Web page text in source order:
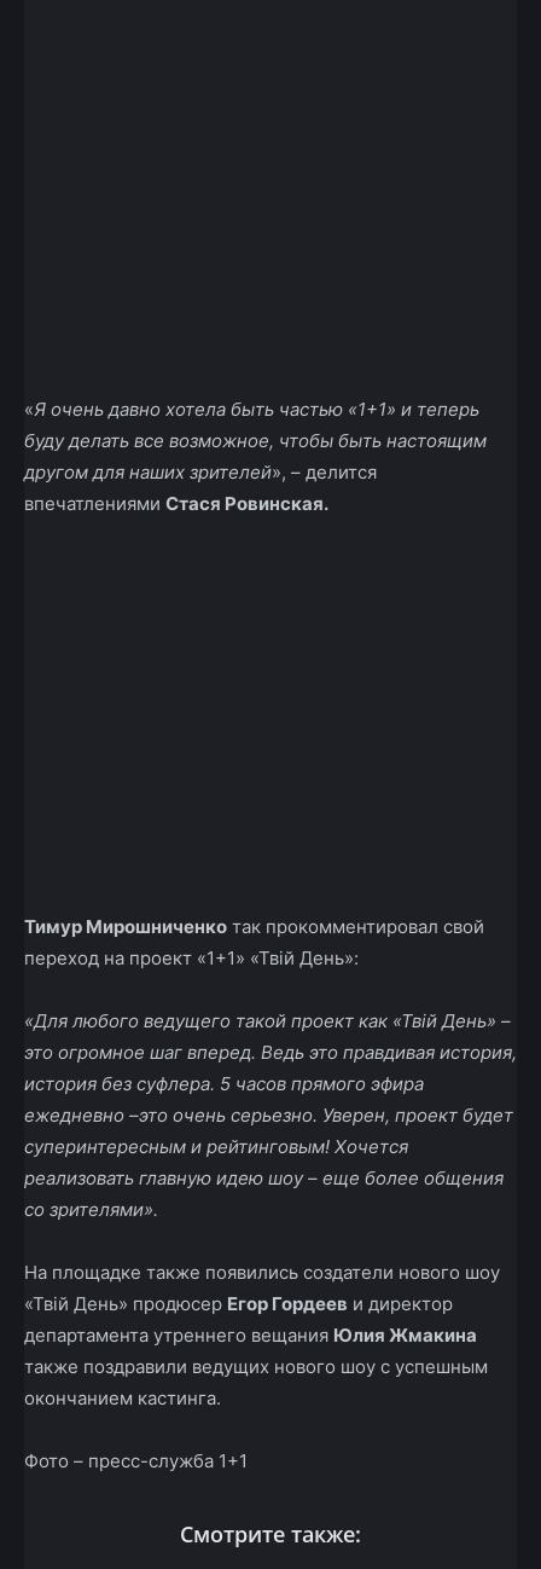
«Я очень давно хотела быть частью «1+1» и теперь
буду делать все возможное, чтобы быть настоящим
другом для наших зрителей», – делится
впечатлениями Стася Ровинская.
Тимур Мирошниченко так прокомментировал свой
переход на проект «1+1» «Твій День»:
«Для любого ведущего такой проект как «Твій День» –
это огромное шаг вперед. Ведь это правдивая история,
история без суфлера. 5 часов прямого эфира
ежедневно –это очень серьезно. Уверен, проект будет
суперинтересным и рейтинговым! Хочется
реализовать главную идею шоу – еще более общения
со зрителями».
На площадке также появились создатели нового шоу
«Твій День» продюсер Егор Гордеев и директор
департамента утреннего вещания Юлия Жмакина
также поздравили ведущих нового шоу с успешным
окончанием кастинга.
Фото – пресс-служба 1+1
Смотрите также: